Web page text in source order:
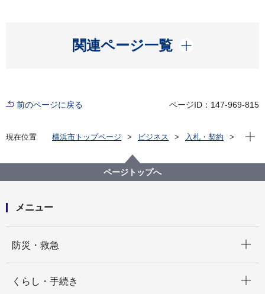
関連ページ一覧
開く
前のページに戻る ページID：147-969-815
現在位置 横浜市トップページ ビジネス
入札・契約
【入札結果公表】【公募型指名競争入札】令和３年度
横浜市児童福祉審議会及び横浜市子ども・子育て会議
現在
ページトップへ
メニュー
防災・救急
くらし・手続き